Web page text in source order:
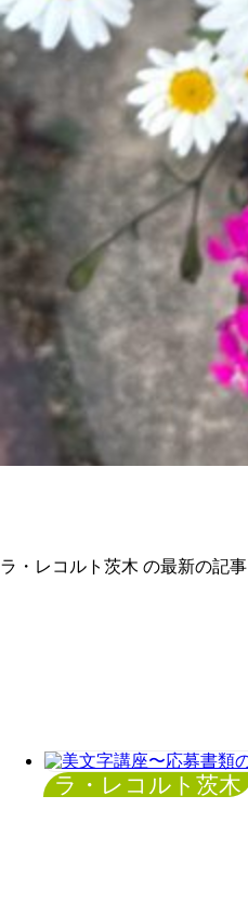
ラ・レコルト茨木 の最新の記事
ラ・レコルト茨木